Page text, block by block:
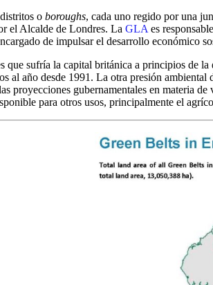
o boroughs, cada uno regido por una
el Alcalde de Londres. La GLA es
de impulsar el desarrollo económico
que sufría la capital británica a principios de
al año desde 1991. La otra presión
proyecciones gubernamentales en materia
para otros usos, principalmente el